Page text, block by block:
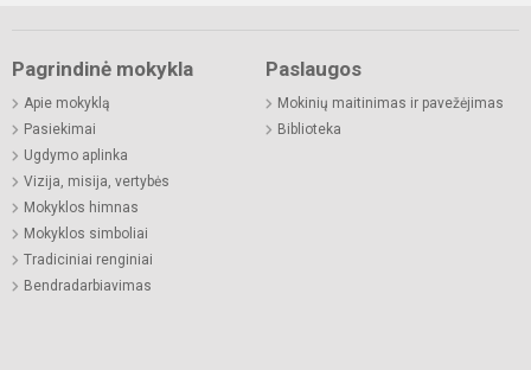
Pagrindinė mokykla
Apie mokyklą
Pasiekimai
Ugdymo aplinka
Vizija, misija, vertybės
Mokyklos himnas
Mokyklos simboliai
Tradiciniai renginiai
Bendradarbiavimas
Paslaugos
Mokinių maitinimas ir pavežėjimas
Biblioteka